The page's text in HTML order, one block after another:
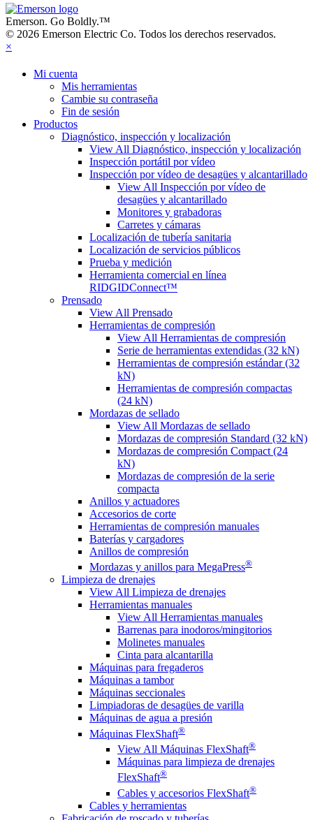
Emerson. Go Boldly.™
© 2026 Emerson Electric Co. Todos los derechos reservados.
×
Mi cuenta
Mis herramientas
Cambie su contraseña
Fin de sesión
Productos
Diagnóstico, inspección y localización
View All Diagnóstico, inspección y localización
Inspección portátil por vídeo
Inspección por vídeo de desagües y alcantarillado
View All Inspección por vídeo de
desagües y alcantarillado
Monitores y grabadoras
Carretes y cámaras
Localización de tubería sanitaria
Localización de servicios públicos
Prueba y medición
Herramienta comercial en línea
RIDGIDConnect™
Prensado
View All Prensado
Herramientas de compresión
View All Herramientas de compresión
Serie de herramientas extendidas (32 kN)
Herramientas de compresión estándar (32
kN)
Herramientas de compresión compactas
(24 kN)
Mordazas de sellado
View All Mordazas de sellado
Mordazas de compresión Standard (32 kN)
Mordazas de compresión Compact (24
kN)
Mordazas de compresión de la serie
compacta
Anillos y actuadores
Accesorios de corte
Herramientas de compresión manuales
Baterías y cargadores
Anillos de compresión
Mordazas y anillos para MegaPress®
Limpieza de drenajes
View All Limpieza de drenajes
Herramientas manuales
View All Herramientas manuales
Barrenas para inodoros/mingitorios
Molinetes manuales
Cinta para alcantarilla
Máquinas para fregaderos
Máquinas a tambor
Máquinas seccionales
Limpiadoras de desagües de varilla
Máquinas de agua a presión
Máquinas FlexShaft®
View All Máquinas FlexShaft®
Máquinas para limpieza de drenajes
FlexShaft®
Cables y accesorios FlexShaft®
Cables y herramientas